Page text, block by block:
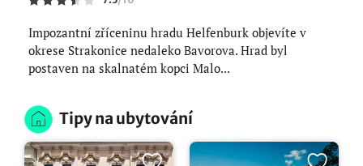
Impozantní zříceninu hradu Helfenburk objevíte v
okrese Strakonice nedaleko Bavorova. Hrad byl
postaven na skalnatém kopci Malo...
Tipy na ubytování